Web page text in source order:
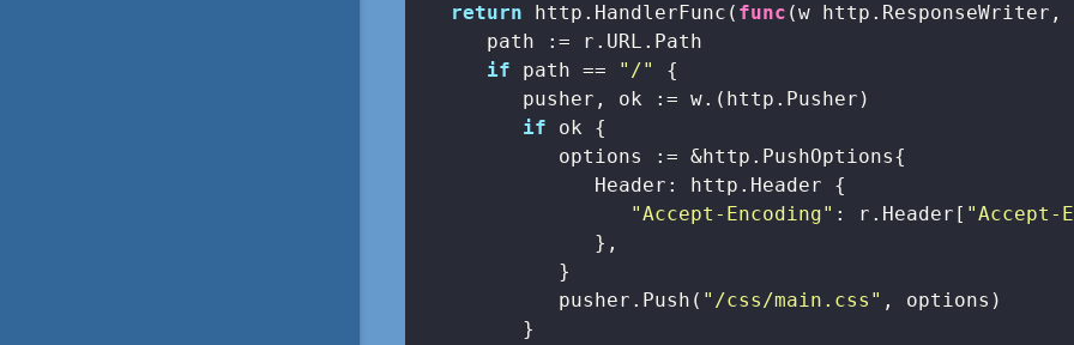
return http.HandlerFunc( func (w
      path := r.URL.Path
if path == "/"
{
         pusher, ok := w.(http.Pusher)
if ok {
            options := &http.PushOptions{
               Header: http.Header {
"Accept-Encoding" : r.Header[ "Accept-
               },
            }
            pusher.Push(
"/css/main.css" , options)
         }